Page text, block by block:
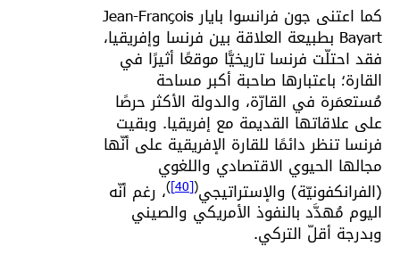
كما اعتنى جون فرانسوا بايار Jean-François
Bayart بطبيعة العلاقة بين فرنسا وإفريقيا،
فقد احتلّت فرنسا تاريخيًّا موقعًا أثيرًا في
القارة؛ باعتبارها صاحبة أكبر مساحة
مُستعمَرة في القارّة، والدولة الأكثر حرصًا
على علاقاتها القديمة مع إفريقيا. وبقيت
فرنسا تنظر دائمًا للقارة الإفريقية على أنّها
مجالها الحيوي الاقتصادي واللغوي
(الفرانكفونيّة) والإستراتيجي(
[40]
)، رغم أنّه
اليوم مُهدَّد بالنفوذ الأمريكي والصيني
وبدرجة أقلّ التركي.